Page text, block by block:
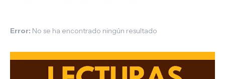
Error: No se ha encontrado ningún resultado